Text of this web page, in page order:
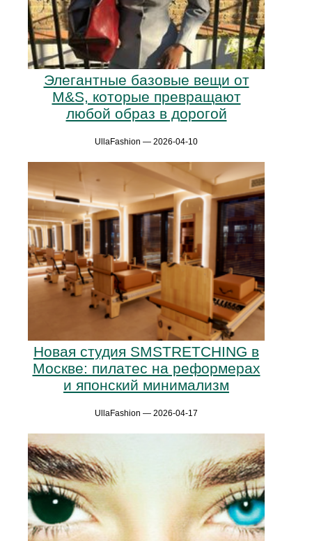
Элегантные базовые вещи от
M&S, которые превращают
любой образ в дорогой
UllaFashion — 2026-04-10
Новая студия SMSTRETCHING в
Москве: пилатес на реформерах
и японский минимализм
UllaFashion — 2026-04-17